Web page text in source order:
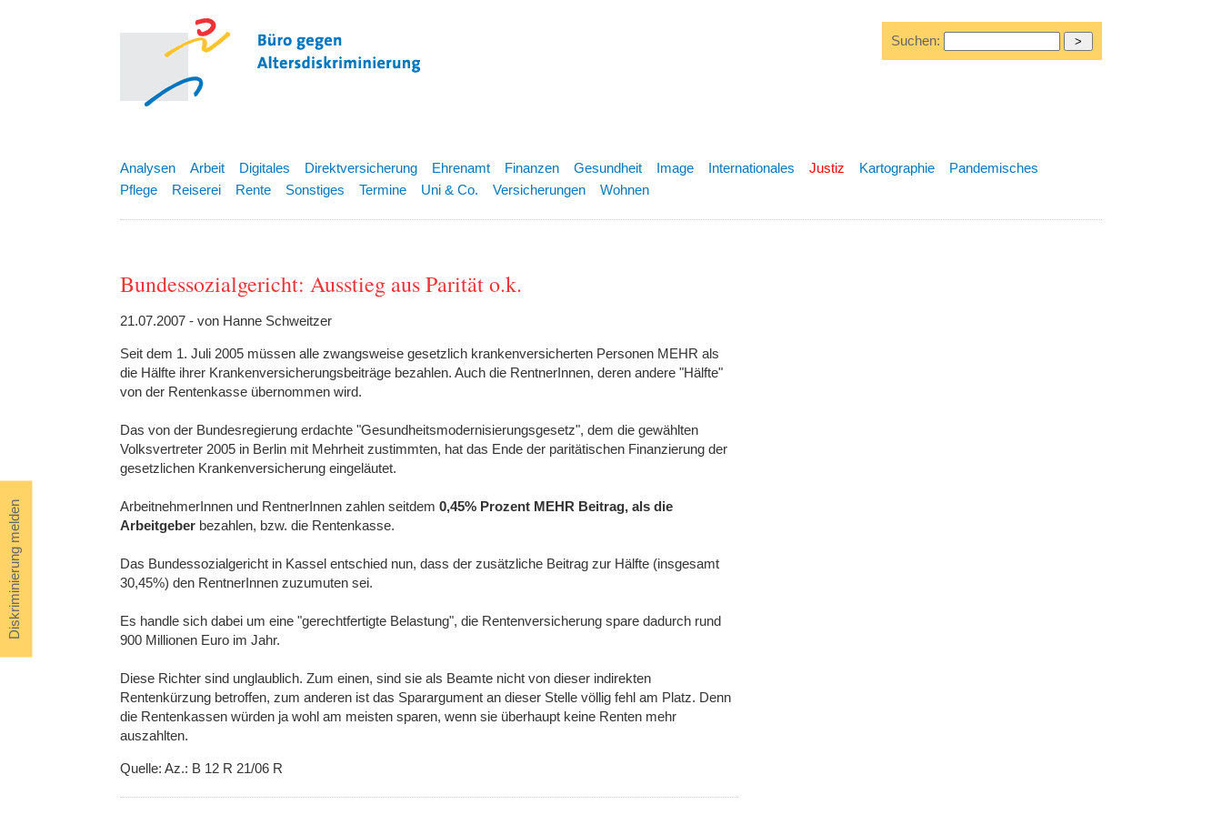
Diskriminierung melden
Suchen:
Analysen Arbeit Digitales Direktversicherung Ehrenamt Finanzen Gesundheit Image Internationales Justiz Kartographie
Pandemisches
Pflege
Reiserei Rente Sonstiges Termine Uni & Co. Versicherungen Wohnen
Bundessozialgericht: Ausstieg aus Parität o.k.
21.07.2007 - von Hanne Schweitzer
Seit dem 1. Juli 2005 müssen alle zwangsweise gesetzlich krankenversicherten Personen MEHR als
die Hälfte ihrer Krankenversicherungsbeiträge bezahlen. Auch die RentnerInnen, deren andere "Hälfte"
von der Rentenkasse übernommen wird.
Das von der Bundesregierung erdachte "Gesundheitsmodernisierungsgesetz", dem die gewählten
Volksvertreter 2005 in Berlin mit Mehrheit zustimmten, hat das Ende der paritätischen Finanzierung der
gesetzlichen Krankenversicherung eingeläutet.
ArbeitnehmerInnen und RentnerInnen zahlen seitdem 0,45% Prozent MEHR Beitrag, als die
Arbeitgeber bezahlen, bzw. die Rentenkasse.
Das Bundessozialgericht in Kassel entschied nun, dass der zusätzliche Beitrag zur Hälfte (insgesamt
30,45%) den RentnerInnen zuzumuten sei.
Es handle sich dabei um eine "gerechtfertigte Belastung", die Rentenversicherung spare dadurch rund
900 Millionen Euro im Jahr.
Diese Richter sind unglaublich. Zum einen, sind sie als Beamte nicht von dieser indirekten
Rentenkürzung betroffen, zum anderen ist das Sparargument an dieser Stelle völlig fehl am Platz. Denn
die Rentenkassen würden ja wohl am meisten sparen, wenn sie überhaupt keine Renten mehr
auszahlten.
Quelle: Az.: B 12 R 21/06 R